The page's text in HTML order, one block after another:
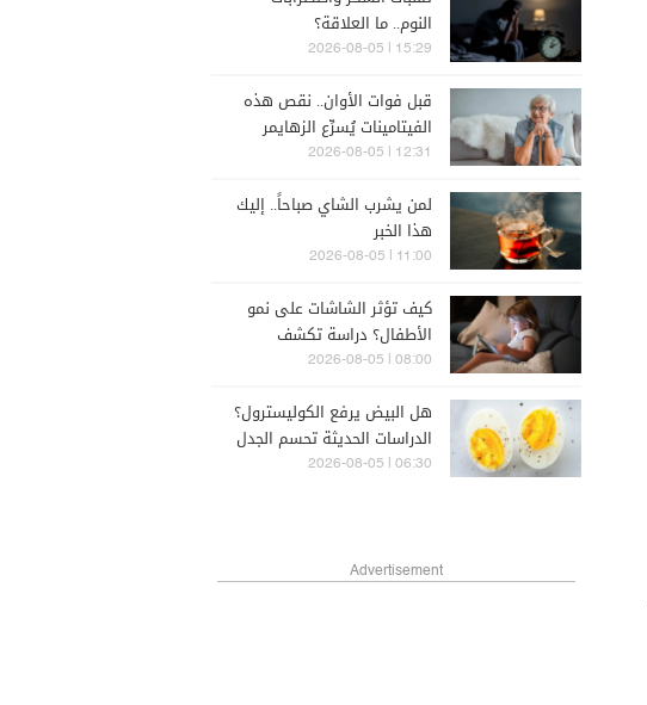
النوم.. ما العلاقة؟
15:29 | 2026-08-05
قبل فوات الأوان.. نقص هذه
الفيتامينات يُسرِّع الزهايمر
12:31 | 2026-08-05
لمن يشرب الشاي صباحاً.. إليك
هذا الخبر
11:00 | 2026-08-05
كيف تؤثر الشاشات على نمو
الأطفال؟ دراسة تكشف
08:00 | 2026-08-05
هل البيض يرفع الكوليسترول؟
الدراسات الحديثة تحسم الجدل
06:30 | 2026-08-05
Advertisement